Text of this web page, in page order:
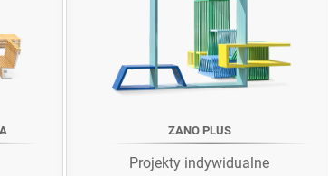
ZANO PLUS
Projekty indywidualne